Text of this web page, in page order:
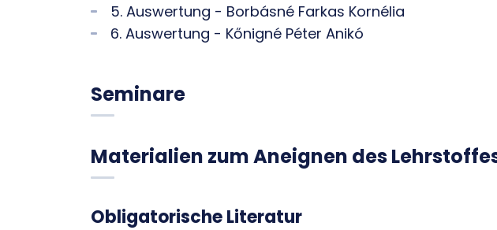
5. Auswertung - Borbásné Farkas Kornélia
6. Auswertung - Kőnigné Péter Anikó
Seminare
Materialien zum Aneignen des
Obligatorische Literatur